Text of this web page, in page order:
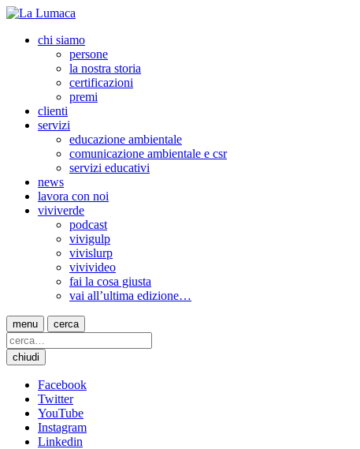
chi siamo
persone
la nostra storia
certificazioni
premi
clienti
servizi
educazione ambientale
comunicazione ambientale e csr
servizi educativi
news
lavora con noi
viviverde
podcast
vivigulp
vivislurp
vivivideo
fai la cosa giusta
vai all’ultima edizione…
menu cerca
chiudi
Facebook
Twitter
YouTube
Instagram
Linkedin